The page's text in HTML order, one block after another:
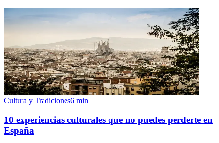
Cultura y Tradiciones6 min
10 experiencias culturales que no puedes perderte en
España